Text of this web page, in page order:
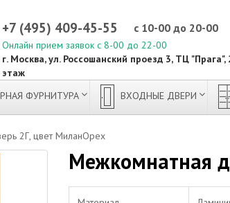
+7 (495) 409-45-55 с 10-00 до 20-00
Онлайн прием заявок с 8-00 до 22-00
г. Москва, ул. Россошанский проезд 3, ТЦ "Прага",
этаж
ФУРНИТУРА ВХОДНЫЕ ДВЕРИ
2Г, цвет МиланОрех
Межкомнатная